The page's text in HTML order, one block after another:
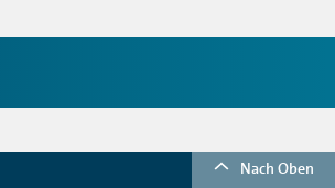
Nach Oben